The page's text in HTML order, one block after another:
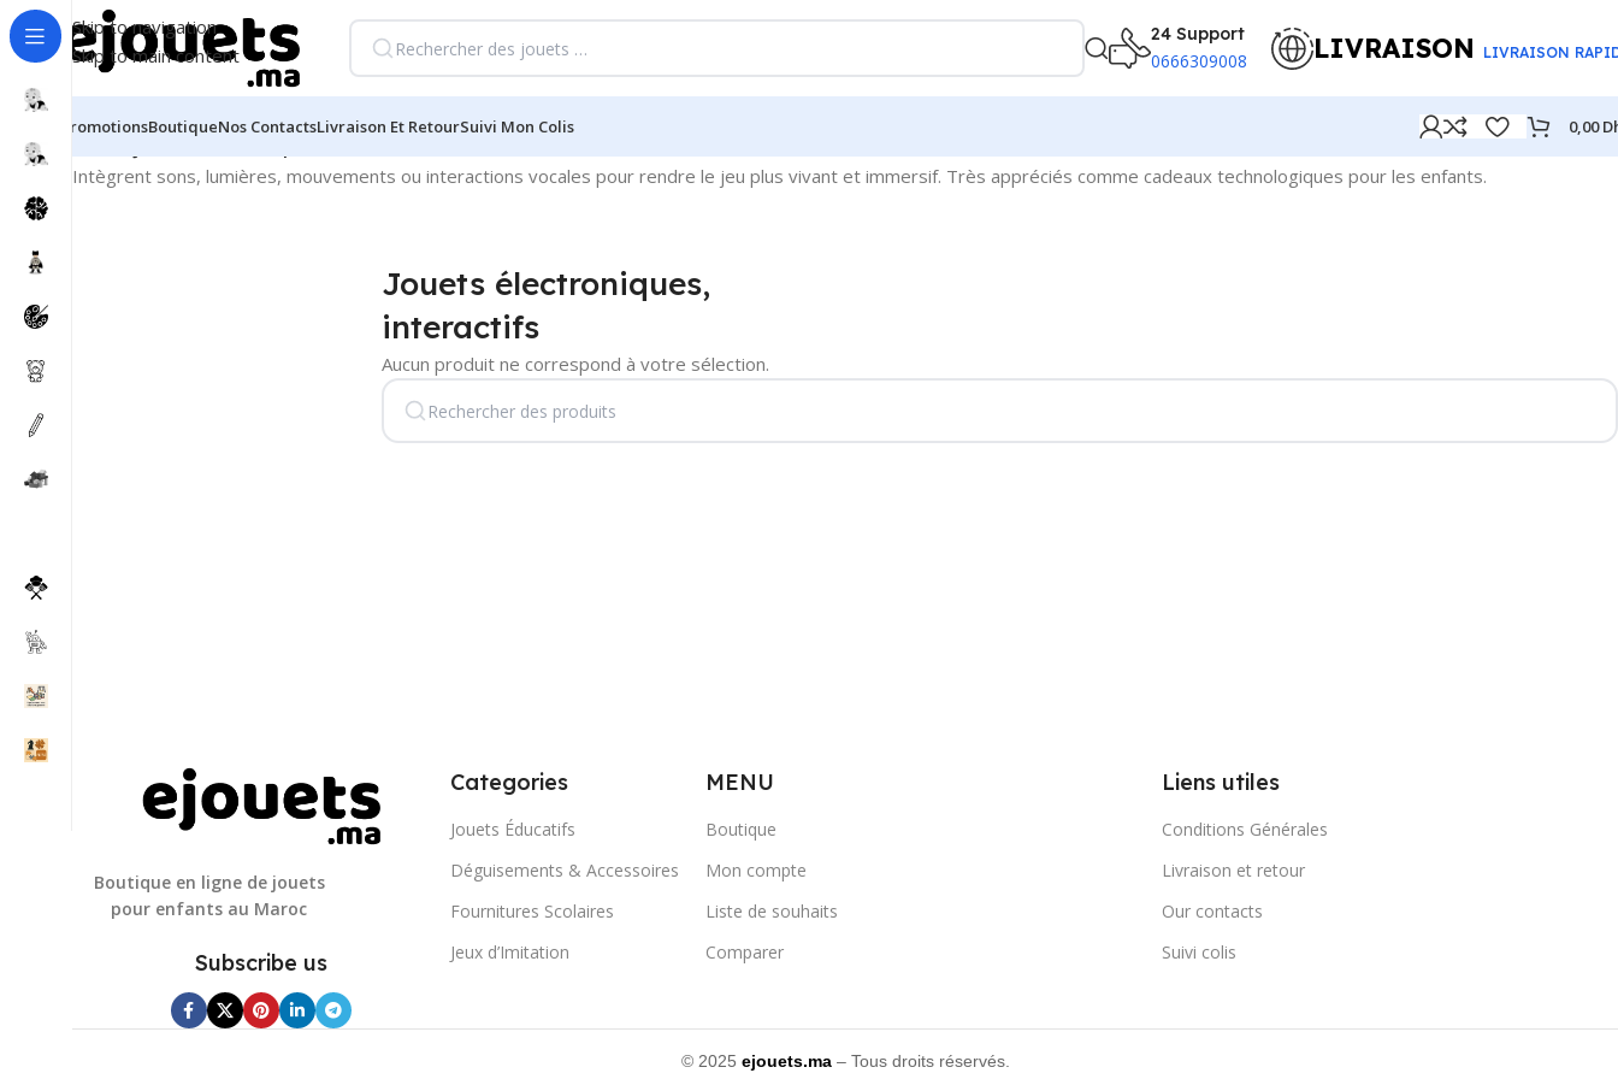
Skip to navigation
Skip to main content
24 Support
0666309008 LIVRAISON LIVRAISON
PromotionsBoutiqueNos ContactsLivraison Et RetourSuivi Mon Colis 0,00
Intègrent sons, lumières, mouvements ou interactions vocales pour rendre le jeu plus vivant et immersif. Très appréciés comme cadeaux technologiques pour les enfants.
Jouets électroniques,
interactifs
Aucun produit ne correspond à votre sélection.
Boutique en ligne de jouets
pour enfants au Maroc
Subscribe us
Categories
Jouets Éducatifs
Déguisements & Accessoires
Fournitures Scolaires
Jeux d’Imitation
MENU
Boutique
Mon compte
Liste de souhaits
Comparer
Liens utiles
Conditions Générales
Livraison et retour
Our contacts
Suivi colis
© 2025 ejouets.ma– Tous droits réservés.